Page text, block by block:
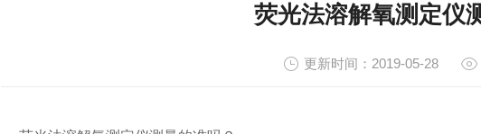
荧光法溶解氧测定仪
更新时间：2019-05-28